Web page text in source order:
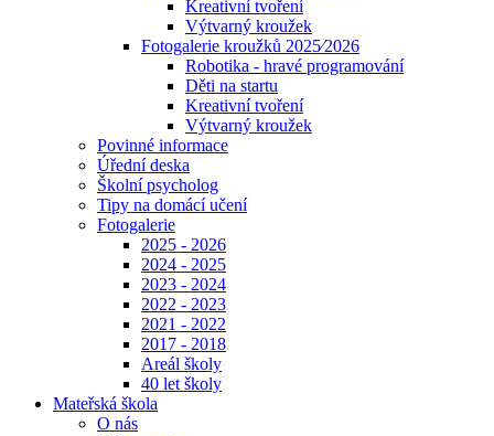
Kreativní tvoření
Výtvarný kroužek
Fotogalerie kroužků 2025⁄2026
Robotika - hravé programování
Děti na startu
Kreativní tvoření
Výtvarný kroužek
Povinné informace
Úřední deska
Školní psycholog
Tipy na domácí učení
Fotogalerie
2025 - 2026
2024 - 2025
2023 - 2024
2022 - 2023
2021 - 2022
2017 - 2018
Areál školy
40 let školy
Mateřská škola
O nás